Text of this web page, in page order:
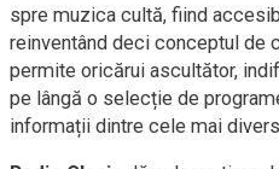
spre muzica cultă, fiind
reinventând deci conceptul de
permite oricărui ascultător,
pe lângă o selecție de
informații dintre cele mai